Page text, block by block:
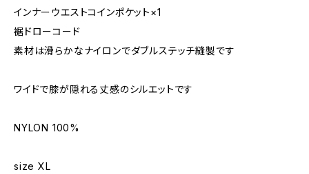
インナーウエストコインポケット×1
裾ドローコード
素材は滑らかなナイロンでダブルステッチ縫製です
ワイドで膝が隠れる丈感のシルエットです
NYLON 100%
size XL